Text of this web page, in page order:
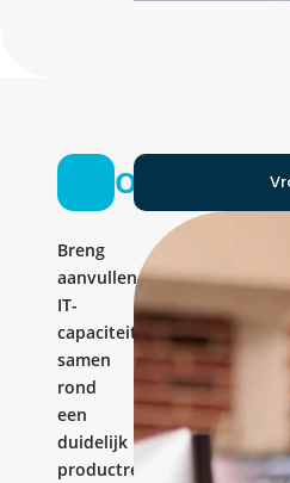
Breng
aanvullende
IT-
capaciteit
samen
rond
een
duidelijk
productresultaat.